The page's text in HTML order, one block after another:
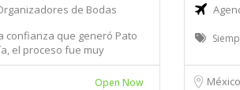
de Bodas
confianza que generó Pato
el proceso fue muy
Open Now México